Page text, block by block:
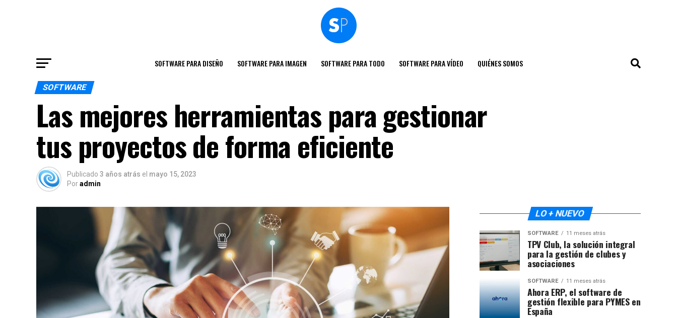
SOFTWARE PARA DISEÑO SOFTWARE PARA IMAGEN SOFTWARE PARA TODO SOFTWARE PARA VÍDEO QUIÉNES SOMOS
SOFTWARE
Las mejores herramientas para gestionar
tus proyectos de forma eficiente
Publicado 3 años atrás el mayo 15, 2023
Poradmin
LO + NUEVO
SOFTWARE 11 meses atrás
TPV Club, la solución integral
para la gestión de clubes y
asociaciones
SOFTWARE 11 meses atrás
Ahora ERP, el software de
gestión flexible para PYMES en
España